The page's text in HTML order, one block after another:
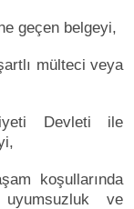
geçen belgeyi,
mülteci veya
Devleti ile
koşullarında
ve